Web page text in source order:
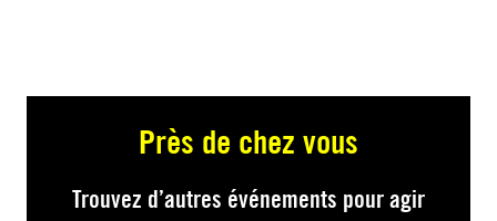
Près de chez vous
Trouvez d’autres événements pour agir